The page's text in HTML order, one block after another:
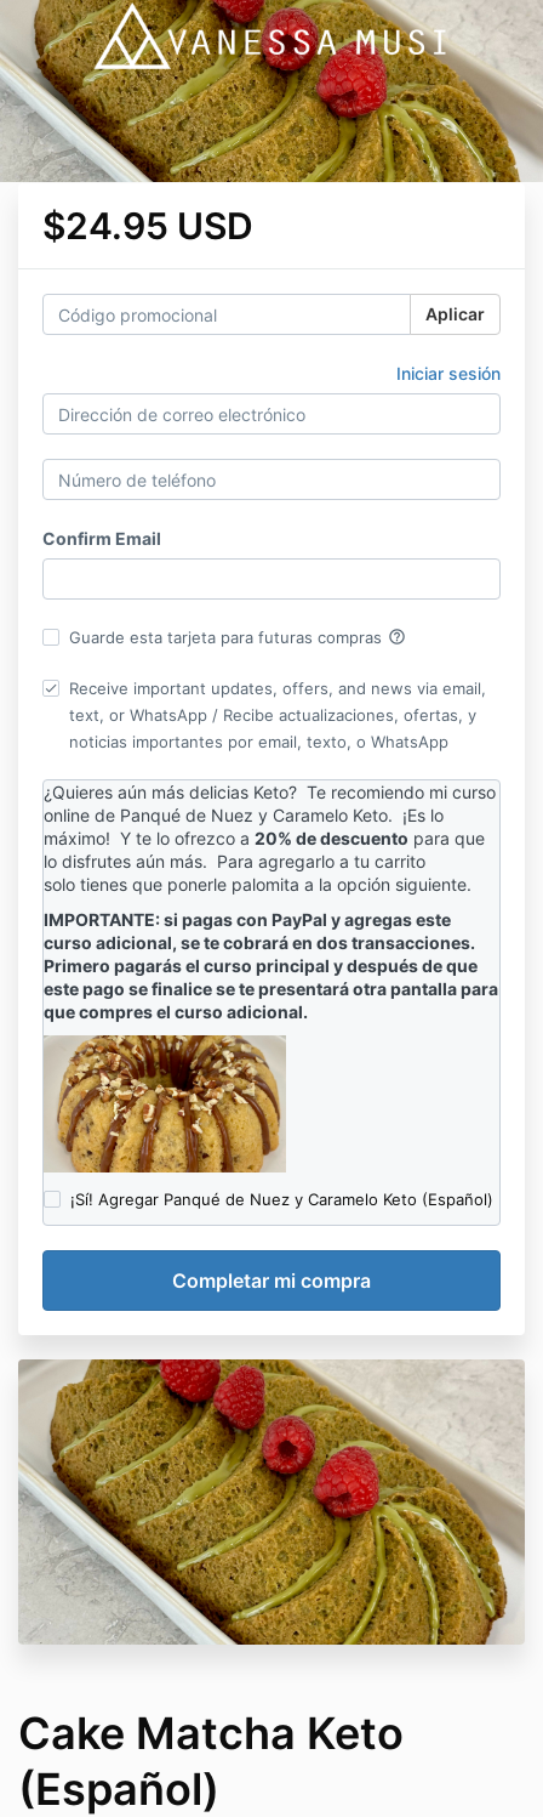
$24.95 USD
Aplicar
Iniciar sesión
Confirm Email
Guarde esta tarjeta para futuras compras help_outline
Receive important updates, offers, and news via email,
text, or WhatsApp / Recibe actualizaciones, ofertas, y
noticias importantes por email, texto, o WhatsApp
¿Quieres aún más delicias Keto? Te recomiendo mi curso
online de Panqué de Nuez y Caramelo Keto. ¡Es lo
máximo! Y te lo ofrezco a 20% de descuento para que
lo disfrutes aún más. Para agregarlo a tu carrito
solo tienes que ponerle palomita a la opción siguiente.
IMPORTANTE: si pagas con PayPal y agregas este
curso adicional, se te cobrará en dos transacciones.
Primero pagarás el curso principal y después de que
este pago se finalice se te presentará otra pantalla para
que compres el curso adicional.
¡Sí! Agregar Panqué de Nuez y Caramelo Keto (Español)
Cake Matcha Keto
(Español)